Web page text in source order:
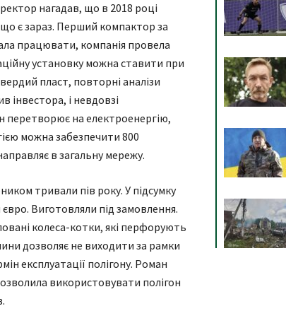
нагадав, що в 2018 році
є зараз. Перший компактор за
працювати, компанія провела
установку можна ставити при
пласт, повторні аналізи
інвестора, і невдовзі
перетворює на електроенергію,
можна забезпечити 800
в загальну мережу.
тривали пів року. У підсумку
Виготовляли під замовлення.
колеса-котки, які перфорують
дозволяє не виходити за рамки
експлуатації полігону. Роман
використовувати полігон